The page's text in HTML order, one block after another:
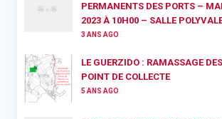
PERMANENTS DES PORTS –
2023 À 10H00 – SALLE
3 ANS AGO
LE GUERZIDO : RAMASSAGE
POINT DE COLLECTE
5 ANS AGO